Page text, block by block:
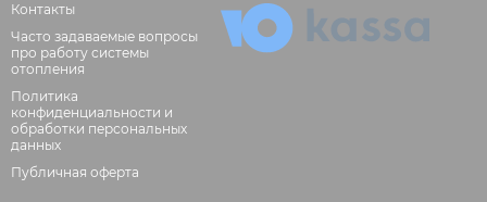
Контакты
Часто задаваемые вопросы
про работу системы
отопления
Политика
конфиденциальности и
обработки персональных
данных
Публичная оферта